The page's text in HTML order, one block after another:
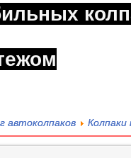
автоколпаков Колпаки